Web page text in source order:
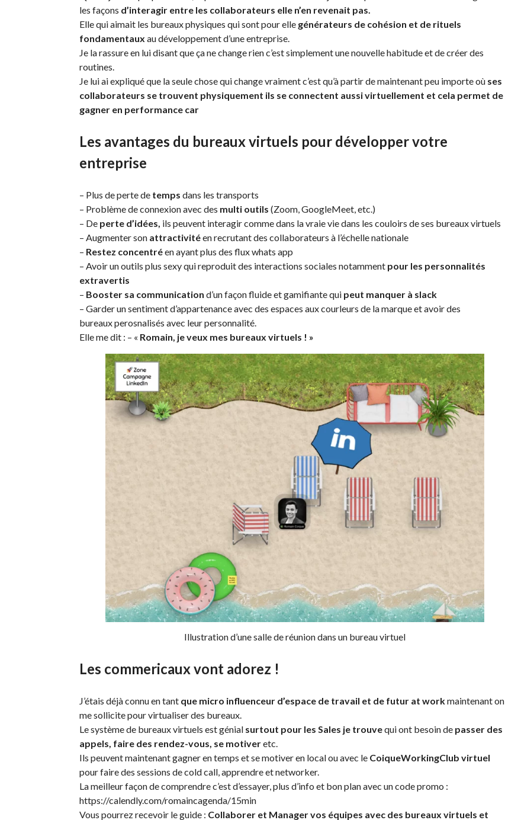
les façons d’interagir entre les collaborateurs elle n’en revenait pas.
Elle qui aimait les bureaux physiques qui sont pour elle générateurs de cohésion et de rituels
fondamentaux au développement d’une entreprise.
Je la rassure en lui disant que ça ne change rien c’est simplement une nouvelle habitude et de créer des
routines.
Je lui ai expliqué que la seule chose qui change vraiment c’est qu’à partir de maintenant peu importe où ses
collaborateurs se trouvent physiquement ils se connectent aussi virtuellement et cela permet de
gagner en performance car
Les avantages du bureaux virtuels pour développer votre
entreprise
– Plus de perte de temps dans les transports
– Problème de connexion avec des multi outils (Zoom, GoogleMeet, etc.)
– De perte d’idées, ils peuvent interagir comme dans la vraie vie dans les couloirs de ses bureaux virtuels
– Augmenter son attractivitéen recrutant des collaborateurs à l’échelle nationale
– Restez concentréen ayant plus des flux whats app
– Avoir un outils plus sexy qui reproduit des interactions sociales notamment pour les personnalités
extravertis
– Booster sa communication d’un façon fluide et gamifiante qui peut manquer à slack
– Garder un sentiment d’appartenance avec des espacesaux courleurs de la marque et avoir des
bureauxperosnalisés avec leur personnalité.
Elle me dit : – « Romain, je veux mes bureaux virtuels ! »
Illustration d’une salle de réunion dans un bureau virtuel
Les commericaux vont adorez !
J’étais déjà connu en tant que micro influenceur d’espace de travail et de futur at workmaintenant on
me sollicite pour virtualiser des bureaux.
Le système de bureaux virtuels est génial surtout pour les Sales je trouvequi ont besoin de passer des
appels, faire des rendez-vous, se motiveretc.
Ils peuvent maintenant gagner en temps et se motiver en local ou avec le CoiqueWorkingClub virtuel
pour faire des sessions de cold call, apprendre et networker.
La meilleur façon de comprendre c’est d’essayer, plus d’info et bon plan avec un code promo :
https://calendly.com/romaincagenda/15min
Vous pourrez recevoir le guide : Collaborer et Manager vos équipes avec des bureaux virtuels et